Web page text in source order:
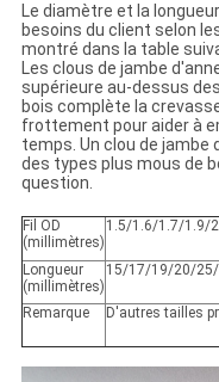
Le diamètre et la
besoins du client selon
montré dans la table
Les clous de jambe
supérieure au-dessus
bois complète la
frottement pour aider à
temps. Un clou de jambe
des types plus mous de
question.
Fil OD
(millimètres)
1.5/1.6/1.7/1.9/
Longueur
(millimètres)
15/17/19/20/
Remarque D'autres tailles